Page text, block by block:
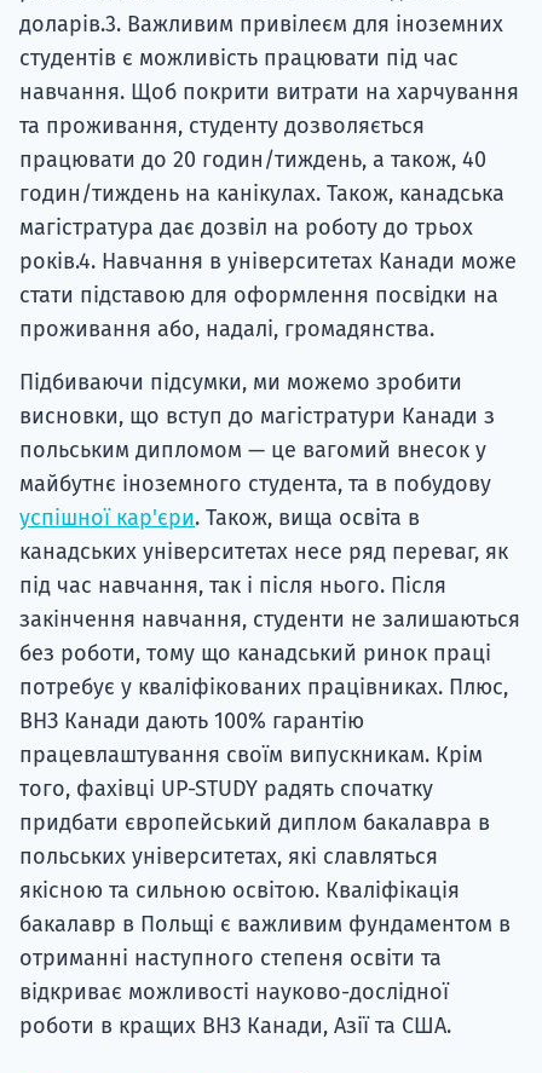
доларів.3. Важливим привілеєм для іноземних
студентів є можливість працювати під час
навчання. Щоб покрити витрати на харчування
та проживання, студенту дозволяється
працювати до 20 годин/тиждень, а також, 40
годин/тиждень на канікулах. Також, канадська
магістратура дає дозвіл на роботу до трьох
років.4. Навчання в університетах Канади може
стати підставою для оформлення посвідки на
проживання або, надалі, громадянства.
Підбиваючи підсумки, ми можемо зробити
висновки, що вступ до магістратури Канади з
польським дипломом — це вагомий внесок у
майбутнє іноземного студента, та в побудову
успішної кар'єри. Також, вища освіта в
канадських університетах несе ряд переваг, як
під час навчання, так і після нього. Після
закінчення навчання, студенти не залишаються
без роботи, тому що канадський ринок праці
потребує у кваліфікованих працівниках. Плюс,
ВНЗ Канади дають 100% гарантію
працевлаштування своїм випускникам. Крім
того, фахівці UP-STUDY радять спочатку
придбати європейський диплом бакалавра в
польських університетах, які славляться
якісною та сильною освітою. Кваліфікація
бакалавр в Польщі є важливим фундаментом в
отриманні наступного степеня освіти та
відкриває можливості науково-дослідної
роботи в кращих ВНЗ Канади, Азії та США.